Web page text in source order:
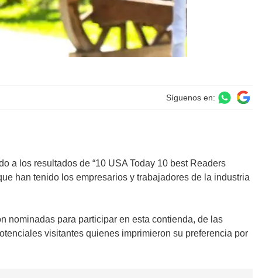
Síguenos en:
a los resultados de “10 USA Today 10 best Readers
han tenido los empresarios y trabajadores de la industria
nominadas para participar en esta contienda, de las
visitantes quienes imprimieron su preferencia por